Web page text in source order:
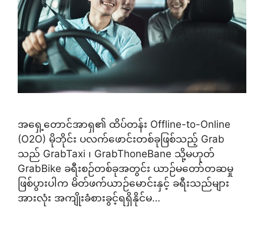
အရှေ့တောင်အာရှ၏ ထိပ်တန်း Offline-to-Online
(O2O) မိုဘိုင်း ပလက်ဖောင်းတစ်ခုဖြစ်သည့် Grab
သည် GrabTaxi ၊ GrabThoneBane သို့မဟုတ်
GrabBike ခရီးစဉ်တစ်ခုအတွင်း ယာဉ်မတော်တဆမှု
ဖြစ်ပွားပါက မိတ်ဖက်ယာဉ်မောင်းနှင့် ခရီးသည်များ
အားလုံး အကျိုးခံစားခွင့်ရရှိနိုင်မ…